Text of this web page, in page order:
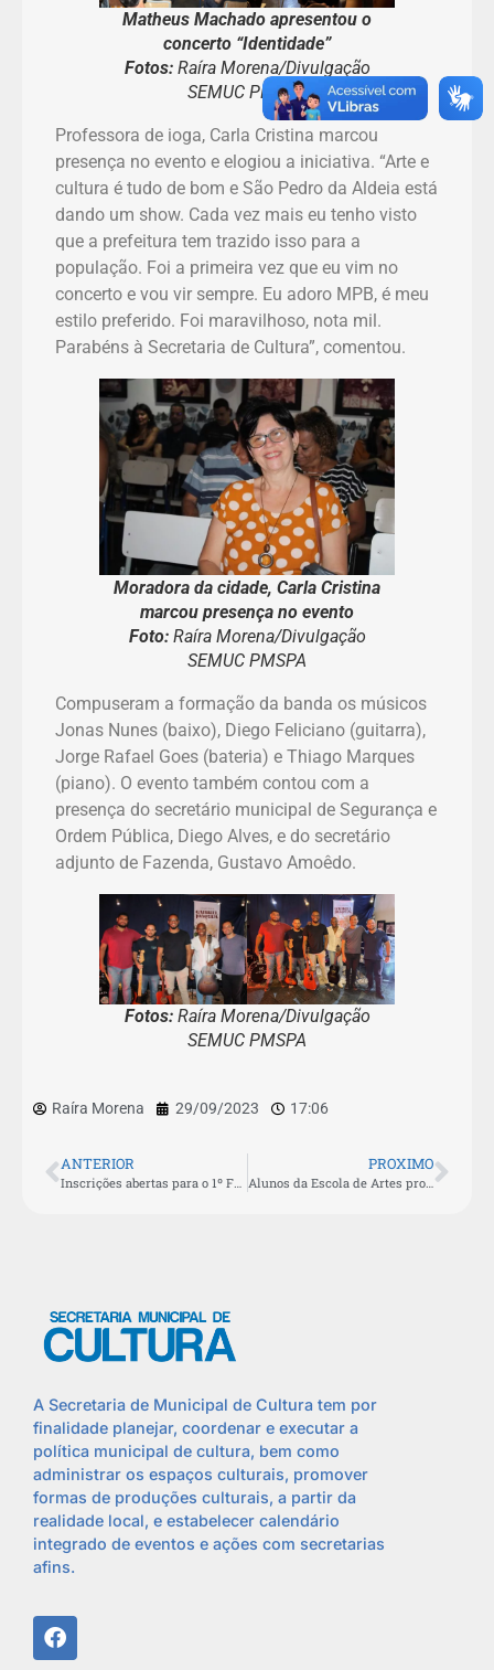
Matheus Machado apresentou o
concerto “Identidade”
Fotos:Raíra Morena/Divulgação
SEMUC PMSPA
Professora de ioga, Carla Cristina marcou
presença no evento e elogiou a iniciativa. “Arte e
cultura é tudo de bom e São Pedro da Aldeia está
dando um show. Cada vez mais eu tenho visto
que a prefeitura tem trazido isso para a
população. Foi a primeira vez que eu vim no
concerto e vou vir sempre. Eu adoro MPB, é meu
estilo preferido. Foi maravilhoso, nota mil.
Parabéns à Secretaria de Cultura”, comentou.
Moradora da cidade, Carla Cristina
marcou presença no evento
Foto: Raíra Morena/Divulgação
SEMUC PMSPA
Compuseram a formação da banda os músicos
Jonas Nunes (baixo), Diego Feliciano (guitarra),
Jorge Rafael Goes (bateria) e Thiago Marques
(piano). O evento também contou com a
presença do secretário municipal de Segurança e
Ordem Pública, Diego Alves, e do secretário
adjunto de Fazenda, Gustavo Amoêdo.
Fotos: Raíra Morena/Divulgação
SEMUC PMSPA
Raíra Morena 29/09/2023 17:06
ANTERIOR
Inscrições abertas para o 1º Festival Lagoa Literária
PROXIMO
Alunos da Escola de Artes protagonizam show de talentos no Teatro Municipal
A Secretaria de Municipal de Cultura tem por
finalidade planejar, coordenar e executar a
política municipal de cultura, bem como
administrar os espaços culturais, promover
formas de produções culturais, a partir da
realidade local, e estabelecer calendário
integrado de eventos e ações com secretarias
afins.